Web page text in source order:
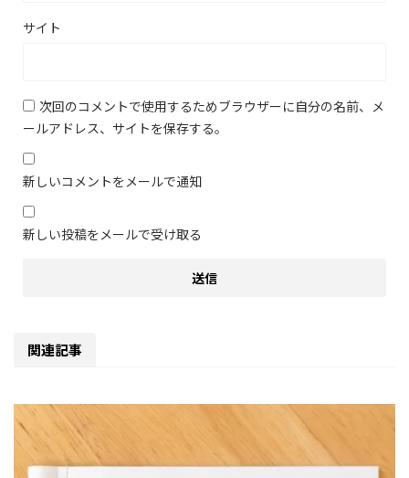
サイト
次回のコメントで使用するためブラウザーに自分の名前、メ
ールアドレス、サイトを保存する。
新しいコメントをメールで通知
新しい投稿をメールで受け取る
関連記事